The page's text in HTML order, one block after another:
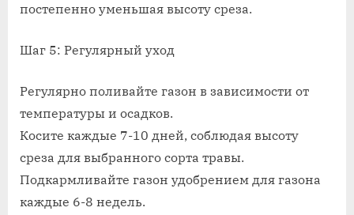
постепенно уменьшая высоту среза.
Шаг 5: Регулярный уход
Регулярно поливайте газон в зависимости от
температуры и осадков.
Косите каждые 7-10 дней, соблюдая высоту
среза для выбранного сорта травы.
Подкармливайте газон удобрением для газона
каждые 6-8 недель.